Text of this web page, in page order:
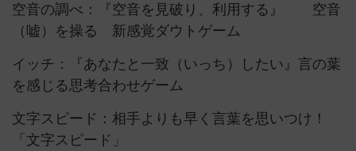
空音の調べ：『空音を見破り、利用する』 空音
（嘘）を操る 新感覚ダウトゲーム
イッチ：『あなたと一致（いっち）したい』言の葉
を感じる思考合わせゲーム
文字スピード：相手よりも早く言葉を思いつけ！
「文字スピード」